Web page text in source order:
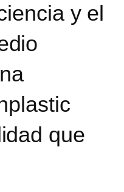
y el
que